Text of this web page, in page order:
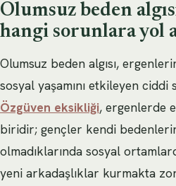
Olumsuz beden
hangi sorunlara yol
Olumsuz beden algısı,
sosyal yaşamını etkileyen
Özgüven eksikliği, ergenlerde
biridir; gençler kendi
olmadıklarında sosyal
yeni arkadaşlıklar kurmakta